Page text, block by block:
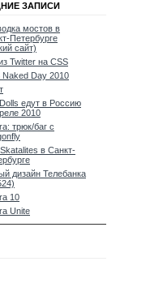
ЗАПИСИ
мостов в
Петербурге
сайт)
Twitter на CSS
Naked Day 2010
едут в Россию
2010
трюк/баг с
в Санкт-
дизайн Телебанка
10
Unite